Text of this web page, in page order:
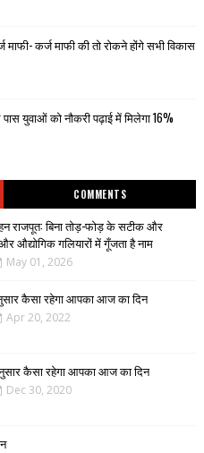
कर्ज माफी की तो रोकने होंगे सभी विकास
पास युवाओं को नौकरी पढ़ाई में मिलेगा 16%
COMMENTS
राजपूत: बिना तोड़-फोड़ के सटीक और
औद्योगिक गलियारों में गूँजता है नाम
May 01, 2026
कैसा रहेगा आपका आज का दिन
Apr 20, 2022
कैसा रहेगा आपका आज का दिन
Dec 30, 2020